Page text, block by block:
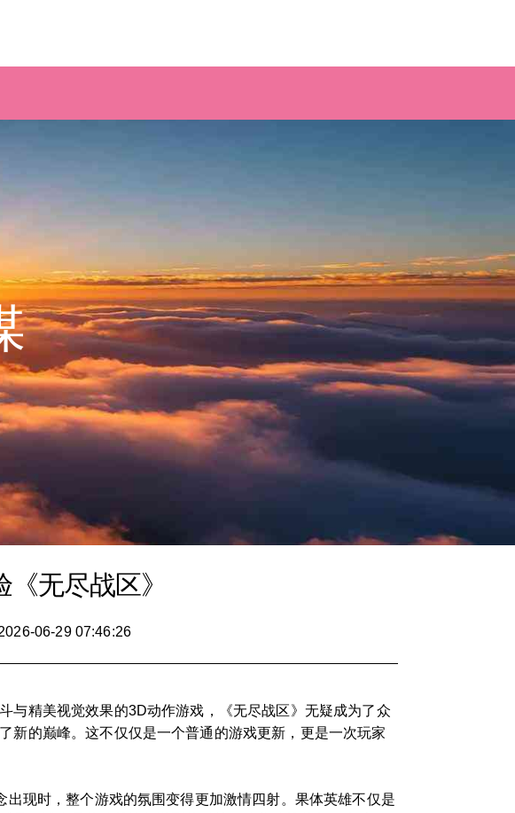
无尽战区》
06-29 07:46:26
与精美视觉效果的3D动作游戏，《无尽战区》无疑成为了众
新的巅峰。这不仅仅是一个普通的游戏更新，更是一次玩家
现时，整个游戏的氛围变得更加激情四射。果体英雄不仅是